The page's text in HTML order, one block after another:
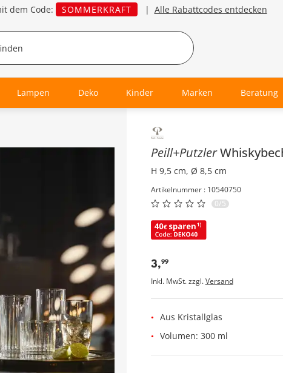
dem Code: SOMMERKRAFT | Alle Rabattcodes entdecken
Lampen Deko Kinder Marken Beratung
Inhalt der Seitenleiste
Peill+Putzler
H 9,5 cm, Ø 8,5 cm
Artikelnummer : 10540750
0/5
3,99
Inkl. MwSt. zzgl.Versand
Aus Kristallglas
Volumen: 300 ml